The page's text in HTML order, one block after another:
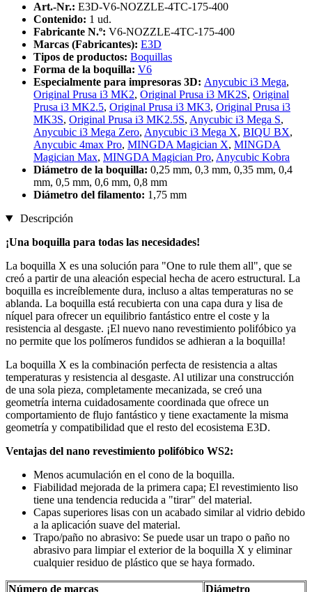
Art.-Nr.: E3D-V6-NOZZLE-4TC-175-400
Contenido: 1 ud.
Fabricante N.º: V6-NOZZLE-4TC-175-400
Marcas (Fabricantes): E3D
Tipos de productos: Boquillas
Forma de la boquilla: V6
Especialmente para impresoras 3D: Anycubic i3 Mega,
Original Prusa i3 MK2, Original Prusa i3 MK2S, Original
Prusa i3 MK2.5, Original Prusa i3 MK3, Original Prusa i3
MK3S, Original Prusa i3 MK2.5S, Anycubic i3 Mega S,
Anycubic i3 Mega Zero, Anycubic i3 Mega X, BIQU BX,
Anycubic 4max Pro, MINGDA Magician X, MINGDA
Magician Max, MINGDA Magician Pro, Anycubic Kobra
Diámetro de la boquilla: 0,25 mm, 0,3 mm, 0,35 mm, 0,4
mm, 0,5 mm, 0,6 mm, 0,8 mm
Diámetro del filamento: 1,75 mm
Descripción
¡Una boquilla para todas las necesidades!
La boquilla X es una solución para "One to rule them all", que se
creó a partir de una aleación especial hecha de acero estructural. La
boquilla es increíblemente dura, incluso a altas temperaturas no se
ablanda. La boquilla está recubierta con una capa dura y lisa de
níquel para ofrecer un equilibrio fantástico entre el coste y la
resistencia al desgaste. ¡El nuevo nano revestimiento polifóbico ya
no permite que los polímeros fundidos se adhieran a la boquilla!
La boquilla X es la combinación perfecta de resistencia a altas
temperaturas y resistencia al desgaste. Al utilizar una construcción
de una sola pieza, completamente mecanizada, se creó una
geometría interna cuidadosamente coordinada que ofrece un
comportamiento de flujo fantástico y tiene exactamente la misma
geometría y compatibilidad que el resto del ecosistema E3D.
Ventajas del nano revestimiento polifóbico WS2:
Menos acumulación en el cono de la boquilla.
Fiabilidad mejorada de la primera capa; El revestimiento liso
tiene una tendencia reducida a "tirar" del material.
Capas superiores lisas con un acabado similar al vidrio debido
a la aplicación suave del material.
Trapo/paño no abrasivo: Se puede usar un trapo o paño no
abrasivo para limpiar el exterior de la boquilla X y eliminar
cualquier residuo de plástico que se haya formado.
Número de marcas
Diámetro